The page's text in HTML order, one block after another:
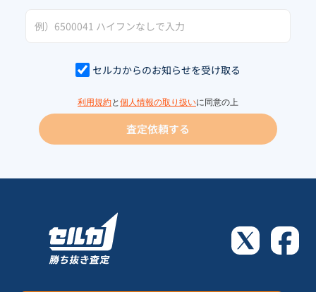
セルカからのお知らせを受け取る
利用規約と 個人情報の取り扱いに同意の上
査定依頼する